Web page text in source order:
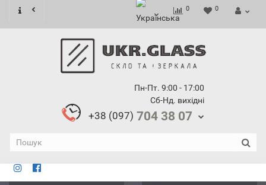
0 0
Пн-Пт. 9:00 - 17:00
Сб-Нд. вихідні
+38 (097) 704 38 07